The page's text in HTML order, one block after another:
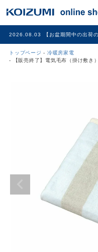
2026.08.03 【お盆期間中の出荷
トップページ
冷暖房家電
【販売終了】電気毛布（掛け敷
WEB限定品
冷暖房家電
家具
その他